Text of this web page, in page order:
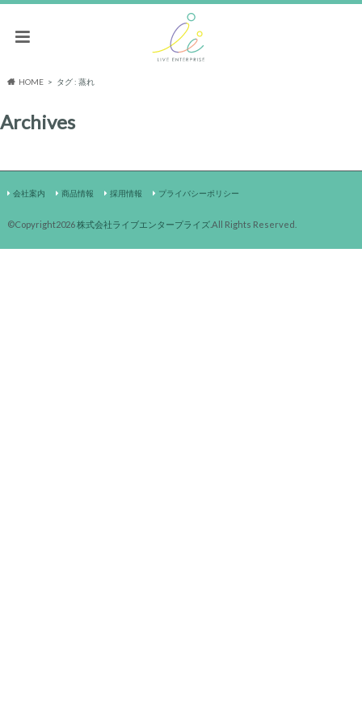
HOME タグ : 蒸れ
Archives
会社案内 商品情報 採用情報 プライバシーポリシー
©Copyright2026株式会社ライブエンタープライズ.All Rights Reserved.